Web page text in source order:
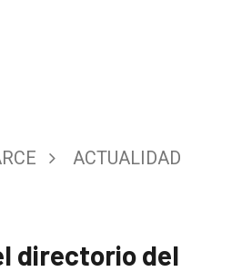
ACTUALIDAD
directorio del